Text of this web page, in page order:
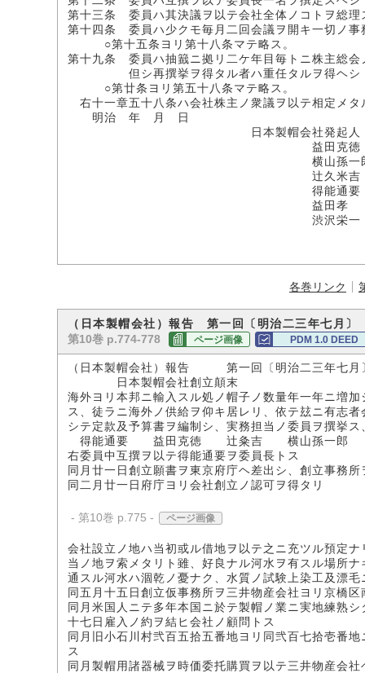
第十三条 委員ハ其決議ヲ以テ会社全体ノコトヲ総理
第十四条 委員ハ少クモ毎月二回会議ヲ開キ一切ノ事
○第十五条ヨリ第十八条マテ略ス。
第十九条 委員ハ抽籖ニ拠リ二ケ年目毎トニ株主総会
但シ再撰挙ヲ得タル者ハ重任タルヲ得ヘシ
○第廿条ヨリ第五十八条マテ略ス。
右十一章五十八条ハ会社株主ノ衆議ヲ以テ相定メ
明治 年 月 日
日本製帽会社発起人
益田克
横山孫一郎 (
辻久米吉 (
得能通要 (
益田孝
渋沢栄
各巻リンク
（日本製帽会社）報告 第一回〔明治二三年七月〕
第10巻 p.774-778
ページ画像 PDM 1.0 DEED
（日本製帽会社）報告 第一回〔明治二三年七月
日本製帽会社創立顛末
海外ヨリ本邦ニ輸入スル処ノ帽子ノ数量年一年ニ増
ス、徒ラニ海外ノ供給ヲ仰キ居レリ、依テ玆ニ有志
シテ定款及予算書ヲ編制シ、実務担当ノ委員ヲ撰挙
得能通要 益田克徳 辻粂吉 横山孫一郎
右委員中互撰ヲ以テ得能通要ヲ委員長トス
同月廿一日創立願書ヲ東京府庁ヘ差出シ、創立事務
同二月廿一日府庁ヨリ会社創立ノ認可ヲ得タリ
- 第10巻 p.775 - ページ画像
会社設立ノ地ハ当初或ル借地ヲ以テ之ニ充ツル預定
当ノ地ヲ索メタリト雖、好良ナル河水ヲ有スル場所
通スル河水ハ涸乾ノ憂ナク、水質ノ試験上染工及漂
同五月十五日創立仮事務所ヲ三井物産会社ヨリ京橋
同月米国人ニテ多年本国ニ於テ製帽ノ業ニ実地練熟
十七日雇入ノ約ヲ結ヒ会社ノ顧問トス
同月旧小石川村弐百五拾五番地ヨリ同弐百七拾壱番
ス
同月製帽用諸器械ヲ時価委托購買ヲ以テ三井物産会社